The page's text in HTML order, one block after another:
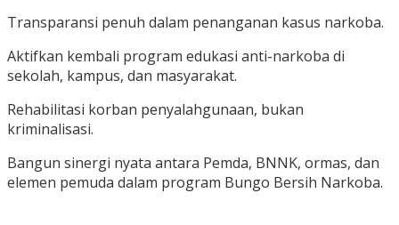
Transparansi penuh dalam penanganan kasus narkoba.
Aktifkan kembali program edukasi anti-narkoba di
sekolah, kampus, dan masyarakat.
Rehabilitasi korban penyalahgunaan, bukan
kriminalisasi.
Bangun sinergi nyata antara Pemda, BNNK, ormas, dan
elemen pemuda dalam program Bungo Bersih Narkoba.